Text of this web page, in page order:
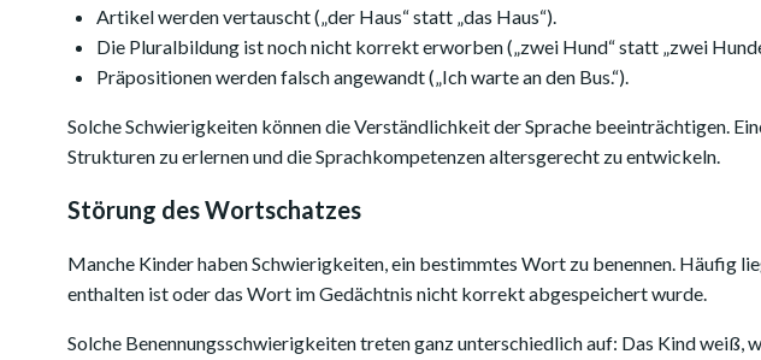
Artikel werden vertauscht („der Haus“ statt „das Haus“).
Die Pluralbildung ist noch nicht korrekt erworben („zwei Hund“ statt „zwei
Präpositionen werden falsch angewandt („Ich warte an den Bus.“).
Solche Schwierigkeiten können die Verständlichkeit der Sprache beeinträchtigen.
Strukturen zu erlernen und die Sprachkompetenzen altersgerecht zu entwickeln.
Störung des Wortschatzes
Manche Kinder haben Schwierigkeiten, ein bestimmtes Wort zu benennen. Häufig
enthalten ist oder das Wort im Gedächtnis nicht korrekt abgespeichert wurde.
Solche Benennungsschwierigkeiten treten ganz unterschiedlich auf: Das Kind